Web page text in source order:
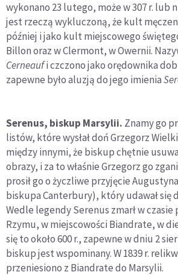
wykonano 23 lutego, może w 307 r. lub
jest rzeczą wykluczoną, że kult
później i jako kult miejscowego
Billon oraz w Clermont, w Owernii.
Cerneaufi czczono jako orędownika
zapewne było aluzją do jego imienia
Serenus, biskup Marsylii. Znamy go
listów, które wysłał doń Grzegorz
między innymi, że biskup chętnie
obrazy, i za to właśnie Grzegorz go
prosił go o życzliwe przyjęcie
biskupa Canterbury), który udawał się
Wedle legendy Serenus zmarł w
Rzymu, w miejscowości Biandrate, w
się to około 600 r., zapewne w dniu 2
biskup jest wspominany. W 1839 r.
przeniesiono z Biandrate do Marsylii.